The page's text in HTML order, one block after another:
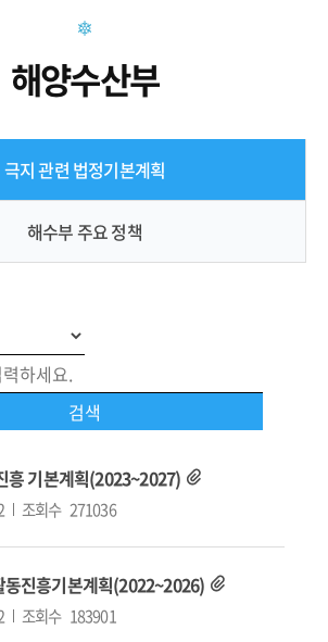
해양수산부
극지 관련 법정기본계획
해수부 주요 정책
흥 기본계획(2023~2027)
조회수 271036
진흥기본계획(2022~2026)
조회수 183901